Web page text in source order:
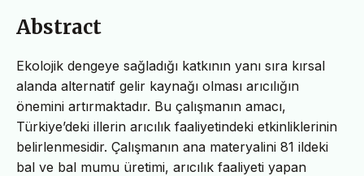
Abstract
Ekolojik dengeye sağladığı katkının yanı sıra kırsal
alanda alternatif gelir kaynağı olması arıcılığın
önemini artırmaktadır. Bu çalışmanın amacı,
Türkiye’deki illerin arıcılık faaliyetindeki etkinliklerinin
belirlenmesidir. Çalışmanın ana materyalini 81 ildeki
bal ve bal mumu üretimi, arıcılık faaliyeti yapan